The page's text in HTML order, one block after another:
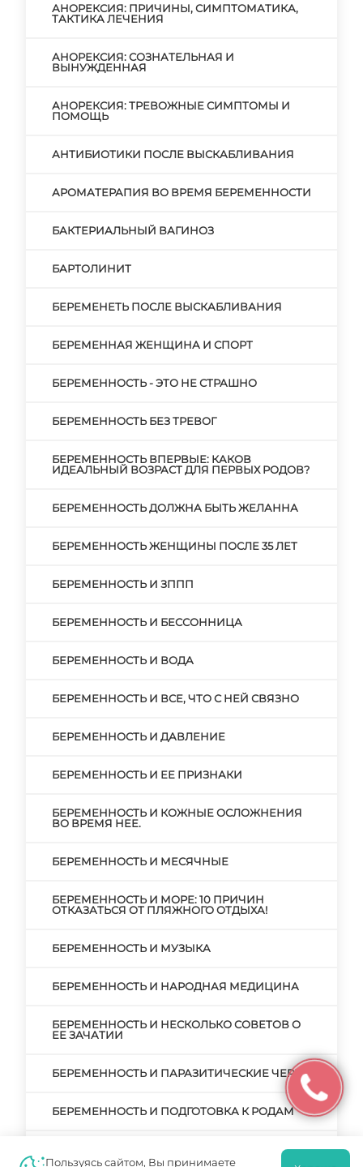
АНОРЕКСИЯ: ПРИЧИНЫ, СИМПТОМАТИКА,
ТАКТИКА ЛЕЧЕНИЯ
АНОРЕКСИЯ: СОЗНАТЕЛЬНАЯ И
ВЫНУЖДЕННАЯ
АНОРЕКСИЯ: ТРЕВОЖНЫЕ СИМПТОМЫ И
ПОМОЩЬ
АНТИБИОТИКИ ПОСЛЕ ВЫСКАБЛИВАНИЯ
АРОМАТЕРАПИЯ ВО ВРЕМЯ БЕРЕМЕННОСТИ
БАКТЕРИАЛЬНЫЙ ВАГИНОЗ
БАРТОЛИНИТ
БЕРЕМЕНЕТЬ ПОСЛЕ ВЫСКАБЛИВАНИЯ
БЕРЕМЕННАЯ ЖЕНЩИНА И СПОРТ
БЕРЕМЕННОСТЬ - ЭТО НЕ СТРАШНО
БЕРЕМЕННОСТЬ БЕЗ ТРЕВОГ
БЕРЕМЕННОСТЬ ВПЕРВЫЕ: КАКОВ
ИДЕАЛЬНЫЙ ВОЗРАСТ ДЛЯ ПЕРВЫХ РОДОВ?
БЕРЕМЕННОСТЬ ДОЛЖНА БЫТЬ ЖЕЛАННА
БЕРЕМЕННОСТЬ ЖЕНЩИНЫ ПОСЛЕ 35 ЛЕТ
БЕРЕМЕННОСТЬ И ЗППП
БЕРЕМЕННОСТЬ И БЕССОННИЦА
БЕРЕМЕННОСТЬ И ВОДА
БЕРЕМЕННОСТЬ И ВСЕ, ЧТО С НЕЙ СВЯЗНО
БЕРЕМЕННОСТЬ И ДАВЛЕНИЕ
БЕРЕМЕННОСТЬ И ЕЕ ПРИЗНАКИ
БЕРЕМЕННОСТЬ И КОЖНЫЕ ОСЛОЖНЕНИЯ
ВО ВРЕМЯ НЕЕ.
БЕРЕМЕННОСТЬ И МЕСЯЧНЫЕ
БЕРЕМЕННОСТЬ И МОРЕ: 10 ПРИЧИН
ОТКАЗАТЬСЯ ОТ ПЛЯЖНОГО ОТДЫХА!
БЕРЕМЕННОСТЬ И МУЗЫКА
БЕРЕМЕННОСТЬ И НАРОДНАЯ МЕДИЦИНА
БЕРЕМЕННОСТЬ И НЕСКОЛЬКО СОВЕТОВ О
ЕЕ ЗАЧАТИИ
БЕРЕМЕННОСТЬ И ПАРАЗИТИЧЕСКИЕ ЧЕРВИ
БЕРЕМЕННОСТЬ И ПОДГОТОВКА К РОДАМ
БЕРЕМЕННОСТИ. РЕАЛЬНЫЕ ПРИЧИНЫ И
Пользуясь сайтом, Вы принимаете